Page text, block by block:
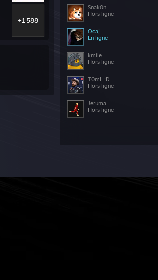
Snak0n
Hors ligne
Ocaj
En ligne
kmile
Hors ligne
T0mL :D
Hors ligne
Jeruma
Hors ligne
+1 588